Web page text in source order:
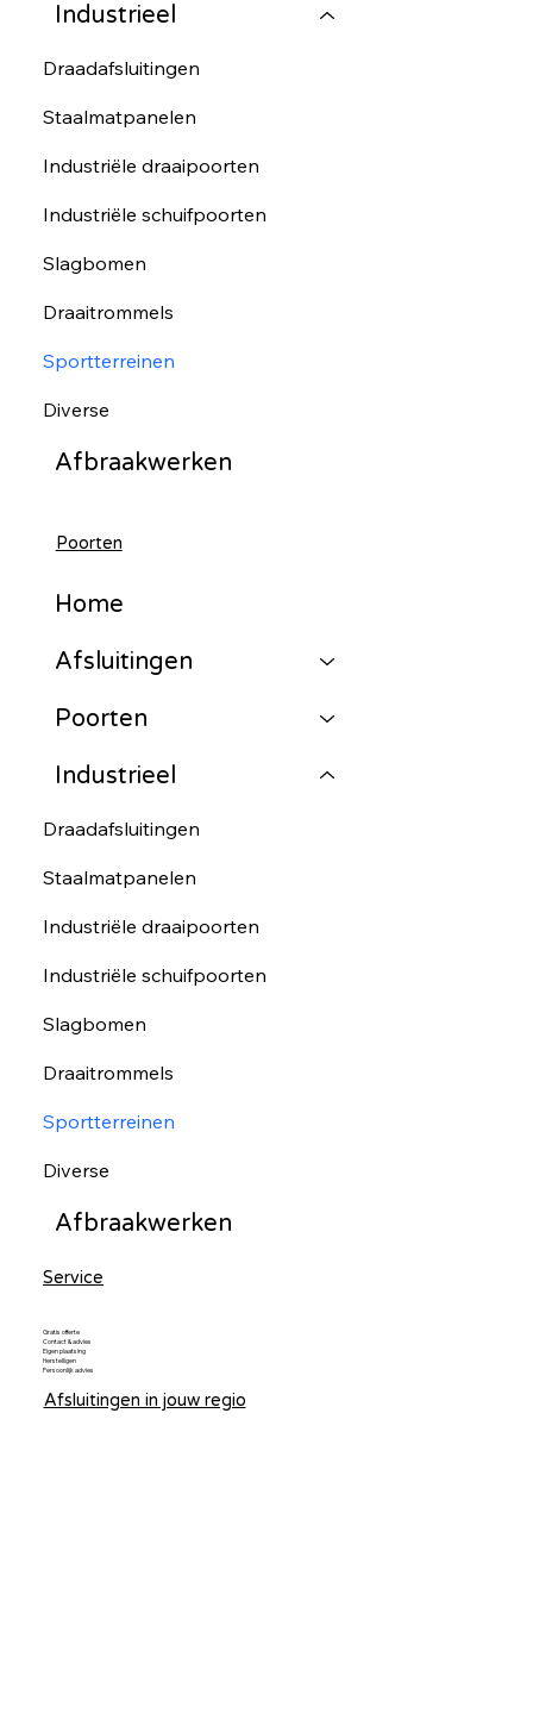
Industrieel
Draadafsluitingen
Staalmatpanelen
Industriële draaipoorten
Industriële schuifpoorten
Slagbomen
Draaitrommels
Sportterreinen
Diverse
Afbraakwerken
Poorten
Home
Afsluitingen
Poorten
Industrieel
Draadafsluitingen
Staalmatpanelen
Industriële draaipoorten
Industriële schuifpoorten
Slagbomen
Draaitrommels
Sportterreinen
Diverse
Afbraakwerken
Service
Gratis offerte
Contact & advies
Eigen plaatsing
Herstelligen
Persoonlijk advies
Afsluitingen in jouw regio